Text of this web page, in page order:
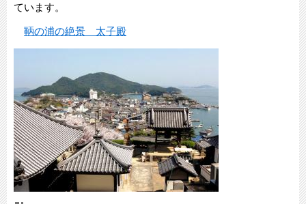
ています。
鞆の浦の絶景 太子殿